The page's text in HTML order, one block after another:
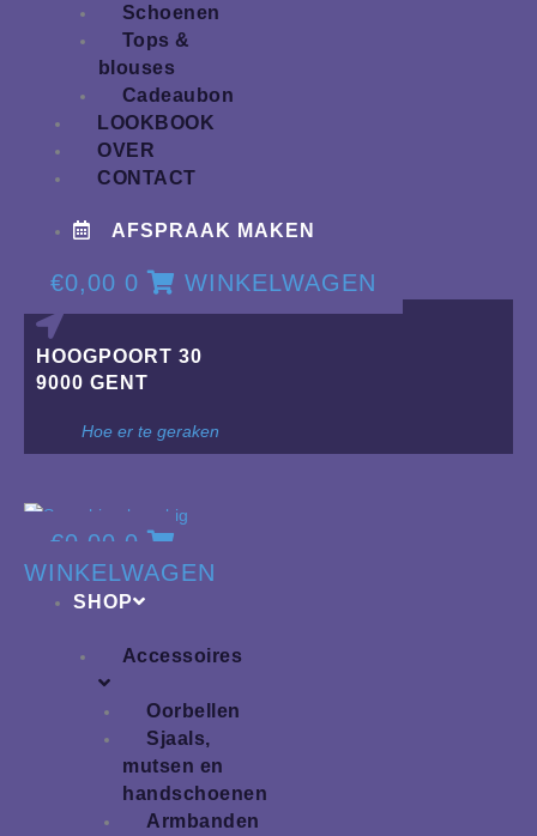
Schoenen
Tops &
blouses
Cadeaubon
LOOKBOOK
OVER
CONTACT
AFSPRAAK MAKEN
€0,00 0 WINKELWAGEN
HOOGPOORT 30
9000 GENT
Hoe er te geraken
€0,00 0
WINKELWAGEN
SHOP
Accessoires
Oorbellen
Sjaals,
mutsen en
handschoenen
Armbanden